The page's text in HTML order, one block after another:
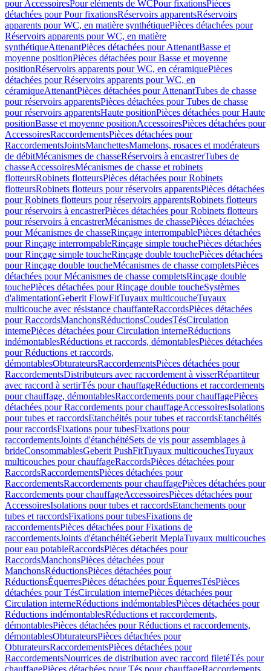
pour AccessoiresPour eléments de WCPour fixationsPièces
détachées pour Pour fixationsRéservoirs apparentsRéservoirs
apparents pour WC, en matière synthétiquePièces détachées pour
Réservoirs apparents pour WC, en matière
synthétiqueAttenantPièces détachées pour AttenantBasse et
moyenne positionPièces détachées pour Basse et moyenne
positionRéservoirs apparents pour WC, en céramiquePièces
détachées pour Réservoirs apparents pour WC, en
céramiqueAttenantPièces détachées pour AttenantTubes de chasse
pour réservoirs apparentsPièces détachées pour Tubes de chasse
pour réservoirs apparentsHaute positionPièces détachées pour Haute
positionBasse et moyenne positionAccessoiresPièces détachées pour
AccessoiresRaccordementsPièces détachées pour
RaccordementsJointsManchettesMamelons, rosaces et modérateurs
de débitMécanismes de chasseRéservoirs à encastrerTubes de
chasseAccessoiresMécanismes de chasse et robinets
flotteursRobinets flotteursPièces détachées pour Robinets
flotteursRobinets flotteurs pour réservoirs apparentsPièces détachées
pour Robinets flotteurs pour réservoirs apparentsRobinets flotteurs
pour réservoirs à encastrerPièces détachées pour Robinets flotteurs
pour réservoirs à encastrerMécanismes de chassePièces détachées
pour Mécanismes de chasseRinçage interrompablePièces détachées
pour Rinçage interrompableRinçage simple touchePièces détachées
pour Rinçage simple toucheRinçage double touchePièces détachées
pour Rinçage double toucheMécanismes de chasse completsPièces
détachées pour Mécanismes de chasse completsRinçage double
touchePièces détachées pour Rinçage double toucheSystèmes
d'alimentationGeberit FlowFitTuyaux multicoucheTuyaux
multicouche avec résistance chauffanteRaccordsPièces détachées
pour RaccordsManchonsRéductionsCoudesTésCirculation
internePièces détachées pour Circulation interneRéductions
indémontablesRéductions et raccords, démontablesPièces détachées
pour Réductions et raccords,
démontablesObturateursRaccordementsPièces détachées pour
RaccordementsDistributeurs avec raccordement à visserRépartiteur
avec raccord à sertirTés pour chauffageRéductions et raccordements
pour chauffage, démontablesRaccordements pour chauffagePièces
détachées pour Raccordements pour chauffageAccessoiresIsolations
pour tubes et raccordsEtanchéités pour tubes et raccordsEtanchéités
pour raccordsFixations pour tubesFixations pour
raccordementsJoints d'étanchéitéSets de vis pour assemblages à
brideConsommablesGeberit PushFitTuyaux multicouchesTuyaux
multicouches pour chauffageRaccordsPièces détachées pour
RaccordsRaccordementsPièces détachées pour
RaccordementsRaccordements pour chauffagePièces détachées pour
Raccordements pour chauffageAccessoiresPièces détachées pour
AccessoiresIsolations pour tubes et raccordsEtanchements pour
tubes et raccordsFixations pour tubesFixations de
raccordementsPièces détachées pour Fixations de
raccordementsJoints d'étanchéitéGeberit MeplaTuyaux multicouches
pour eau potableRaccordsPièces détachées pour
RaccordsManchonsPièces détachées pour
ManchonsRéductionsPièces détachées pour
RéductionsÉquerresPièces détachées pour ÉquerresTésPièces
détachées pour TésCirculation internePièces détachées pour
Circulation interneRéductions indémontablesPièces détachées pour
Réductions indémontablesRéductions et raccordements,
démontablesPièces détachées pour Réductions et raccordements,
démontablesObturateursPièces détachées pour
ObturateursRaccordementsPièces détachées pour
RaccordementsNourrices de distribution avec raccord filetéTés pour
chauffagePièces détachées pour Tés pour chauffageRaccordements